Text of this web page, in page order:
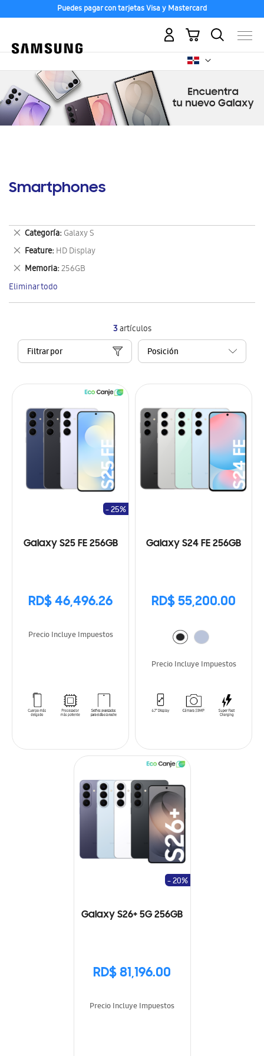
Puedes pagar con tarjetas Visa y Mastercard
Mi carrito
Smartphones
3artículos
Filtrar por
Galaxy S25 FE 256GB
RD$ 46,496.26
- 25%
Precio Incluye Impuestos
Galaxy S24 FE 256GB
RD$ 55,200.00
Precio Incluye Impuestos
Galaxy S26+ 5G 256GB
RD$ 81,196.00
- 20%
Precio Incluye Impuestos
Categoría Galaxy S
Eliminar
este
artículo
Feature HD Display
Eliminar
este
artículo
Memoria 256GB
Eliminar
este
artículo
Eliminar todo